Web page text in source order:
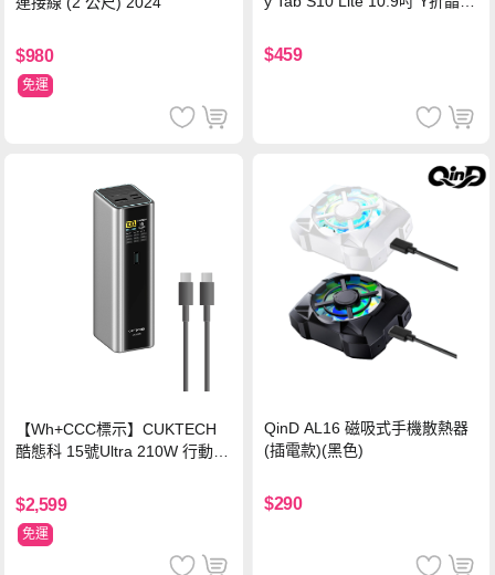
$980
免運
$459
【Wh+CCC標示】CUKTECH
酷態科 15號Ultra 210W 行動電
$2,599
免運
QinD AL16 磁吸式手機散熱器
(插電款)(黑色)
$290